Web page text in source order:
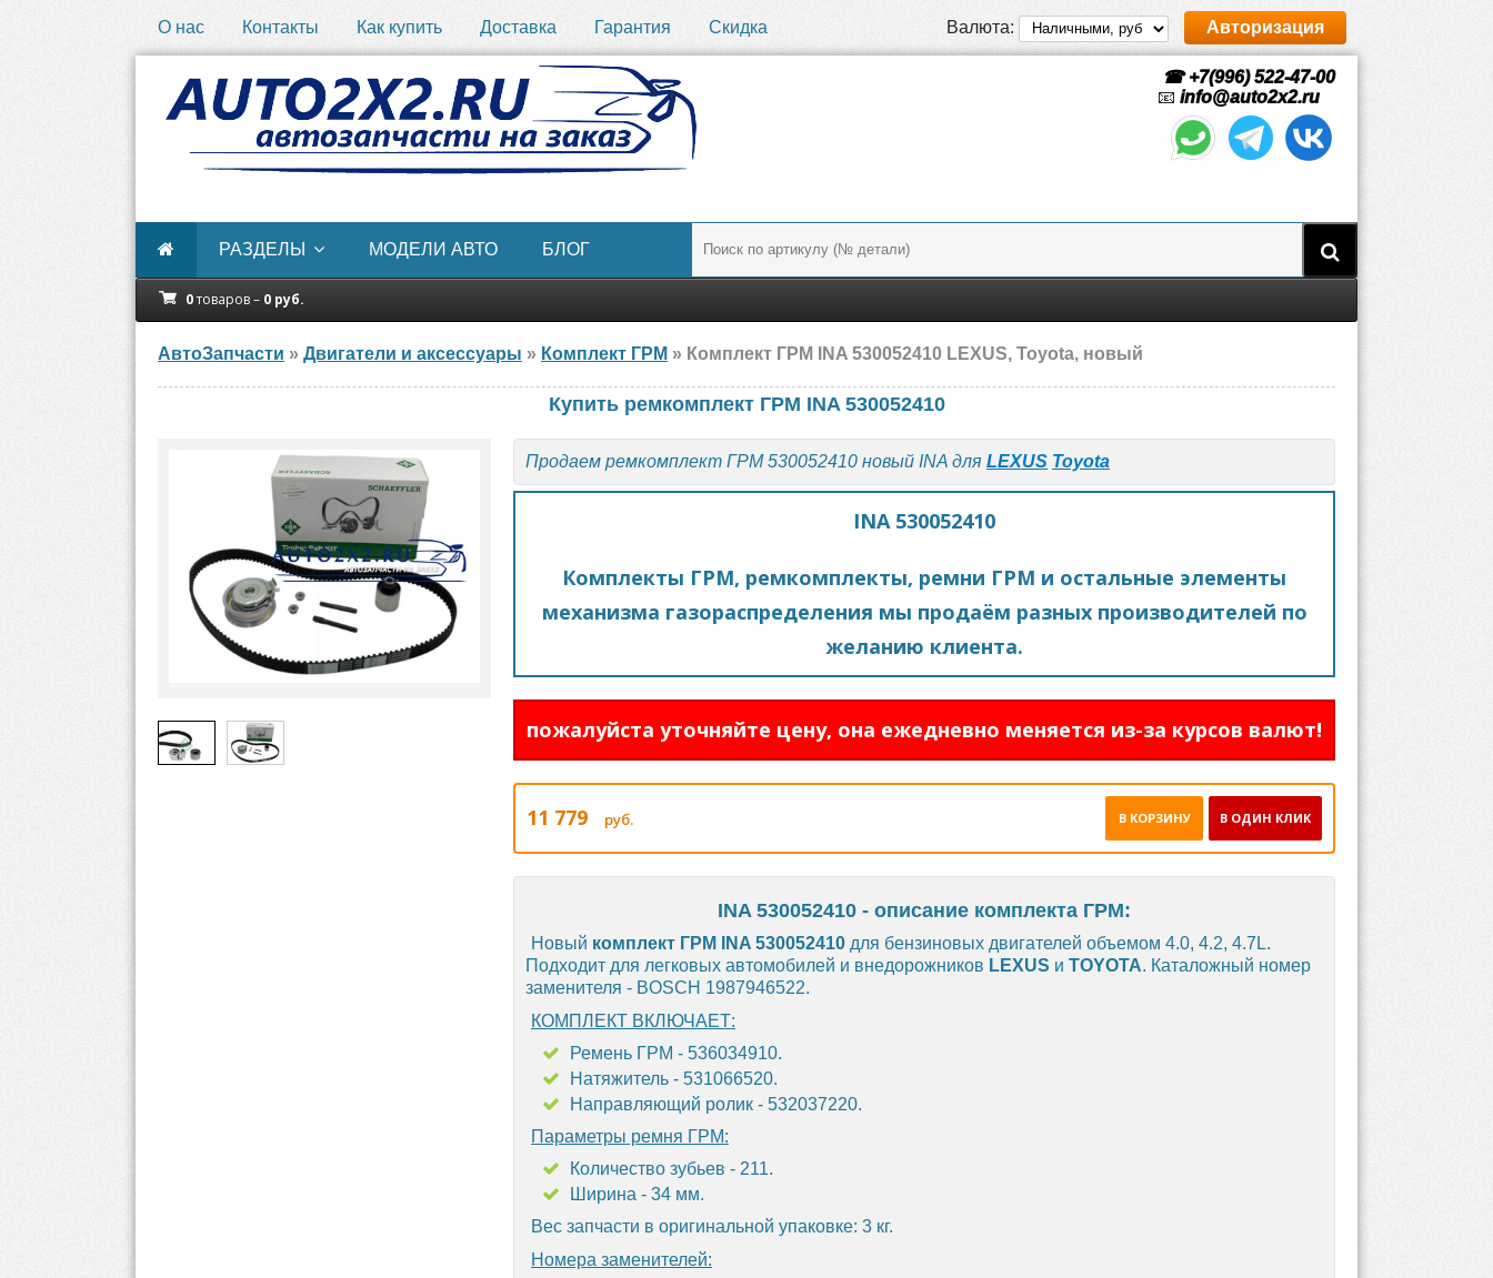
О нас Контакты Как купить Доставка Гарантия Скидка Валюта: Авторизация
☎ +7(996) 522-47-00
📧 info@auto2x2.ru
РАЗДЕЛЫ МОДЕЛИ АВТО БЛОГ
0товаров – 0 руб.
АвтоЗапчасти » Двигатели и аксессуары » Комплект ГРМ » Комплект ГРМ INA 530052410 LEXUS, Toyota, новый
Купить ремкомплект ГРМ INA 530052410
Продаем ремкомплект ГРМ 530052410 новый INA для LEXUS Toyota
INA 530052410
Комплекты ГРМ, ремкомплекты, ремни ГРМ и остальные элементы
механизма газораспределения мы продаём разных производителей по
желанию клиента.
пожалуйста уточняйте цену, она ежедневно меняется из-за курсов валют!
11 779 руб. В ОДИН КЛИК
В КОРЗИНУ
INA 530052410 - описание комплекта ГРМ:
Новый комплект ГРМ INA 530052410 для бензиновых двигателей объемом 4.0, 4.2, 4.7L.
Подходит для легковых автомобилей и внедорожников LEXUS и TOYOTA. Каталожный номер
заменителя - BOSCH 1987946522.
КОМПЛЕКТ ВКЛЮЧАЕТ:
Ремень ГРМ - 536034910.
Натяжитель - 531066520.
Направляющий ролик - 532037220.
Параметры ремня ГРМ:
Количество зубьев - 211.
Ширина - 34 мм.
Вес запчасти в оригинальной упаковке: 3 кг.
Номера заменителей: